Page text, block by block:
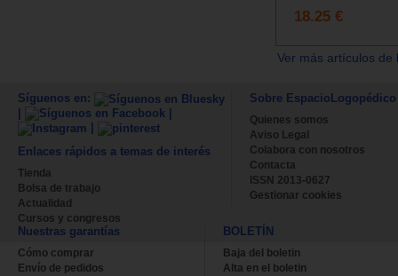
18.25 €
Ver más artículos
Síguenos en:
|
|
Enlaces rápidos a temas de interés
Tienda
Bolsa de trabajo
Actualidad
Cursos y congresos
Sobre EspacioLogopédico
Quienes somos
Aviso Legal
Colabora con nosotros
Contacta
ISSN 2013-0627
Gestionar cookies
Nuestras garantías
Cómo comprar
Envío de pedidos
BOLETÍN
Baja del boletin
Alta en el boletin